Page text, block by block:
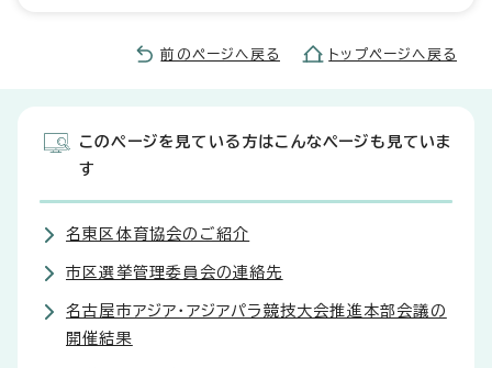
前のページへ戻る トップページへ戻る
このページを見ている方はこんなページも見ていま
す
名東区体育協会のご紹介
市区選挙管理委員会の連絡先
名古屋市アジア・アジアパラ競技大会推進本部会議の
開催結果